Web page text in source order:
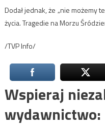
Dodał jednak, że „nie możemy
życia. Tragedie na Morzu
/TVP Info/
Wspieraj
wydawnictwo: